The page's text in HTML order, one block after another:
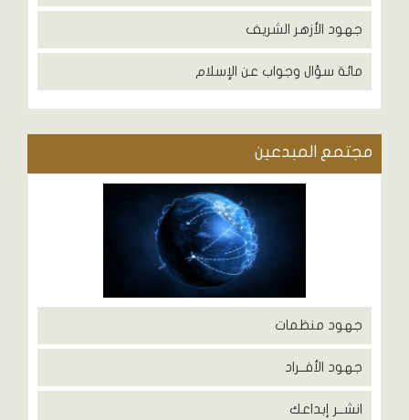
جهود الأزهر الشريف
مائة سؤال وجواب عن الإسلام
مجتمع المبدعين
جهود منظمات
جهود الأفــراد
انشــر إبداعك